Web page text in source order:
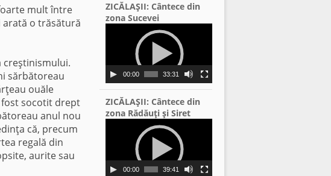
mult între
arată o trăsătură
creştinismului.
sărbătoreau
ouăle
fost socotit drept
anul nou
că, precum
regală din
aurite sau
ZICĂLAŞII: Cântece din
zona Sucevei
00:00 33:31
ZICĂLAŞII: Cântece din
zona Rădăuţi şi Siret
00:00 39:41